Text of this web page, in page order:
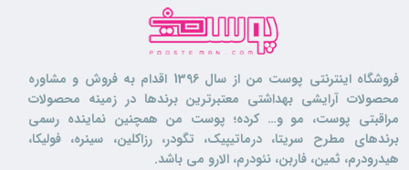
همراهی می‌ کند. طراحی این بادی اسپلش نیز منعکس‌ کننده روحیه مردانه و
شیک است و انتخابی بی نظیر برای آقایانی که می‌ خواهند در روزهای پر
مشغله و موقعیت‌ های خاص، با رایحه‌ ای متفاوت و خاص بدرخشند،
محسوب می شود.
بادی اسپلش ویکتور ژک ساف برای چه
کسانی مناسب است؟
فروشگاه اینترنتی پوست من از سال 1396 اقدام به فروش و مشاوره
محصولات آرایشی بهداشتی معتبرترین برندها در زمینه محصولات
مراقبتی پوست، مو و… کرده؛ پوست من همچنین نماینده رسمی
برندهای مطرح سریتا، درماتیپیک، تگودر، رزاکلین، سینره، فولیکا،
هیدرودرم، ثمین، فاربن، نئودرم، الارو می باشد.